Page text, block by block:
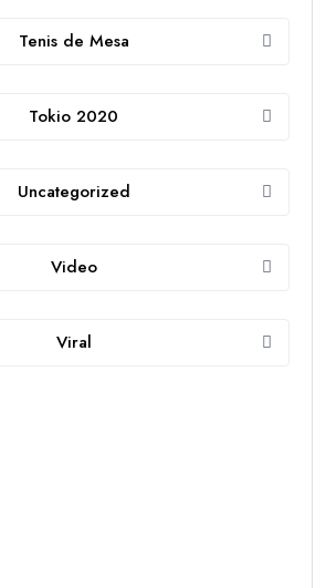
Tenis de Mesa
Tokio 2020
Uncategorized
Video
Viral